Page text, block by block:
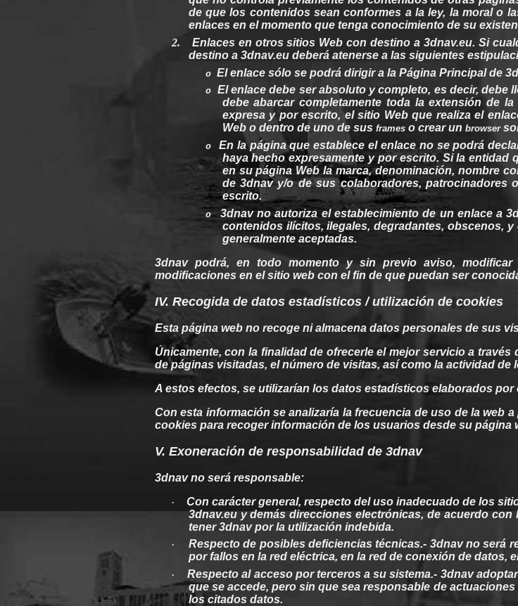
de que los contenidos sean conformes a laley, la moral o
enlaces en el momento que tenga conocimientode su
2.
Enlaces en otros sitios Web con destino a 3dnav.eu. Si
destino a 3dnav.eudeberá atenersea las siguientes
o El enlace sólose podrá dirigira la PáginaPrincipal de
o El enlace debe ser absoluto y completo, es decir, debe
debe abarcar completamente toda la extensión de
expresa y por escrito, el sitio Webque realiza el
Webo dentro de uno de sus frames o crear un browser
o En lapáginaque establece el enlace no sepodrá
haya hecho expresamente y por escrito. Si laentidad
en su página Web la marca, denominación, nombre
de3dnavy/o desus colaboradores, patrocinadores o
escrito.
o 3dnavno autoriza el establecimientode un enlace a
contenidosilícitos,ilegales, degradantes, obscenos, y
generalmenteaceptadas.
3dnav
podrá, en todo momento y sin previo aviso,
modificaciones en el sitio webcon el fin de que puedan ser
IV. Recogidade datos estadísticos/ utilización de cookies
Esta página webno recogeni almacena datos personalesde sus
Únicamente, con la finalidadde ofrecerleelmejorservicio a través
depáginasvisitadas, el número de visitas, así como la actividadde
A estosefectos, se utilizarían los datos estadísticoselaborados por
Con esta información se analizaría la frecuencia de uso de laweb a
cookies para recogerinformación de los usuarios desde su página
V. Exoneración de responsabilidadde 3dnav
3dnavno será responsable:
· Con caráctergeneral, respecto del uso inadecuado de los
3dnav.euydemás direccioneselectrónicas, deacuerdocon
tener 3dnavpor la utilización indebida.
· Respecto de posibles deficiencias técnicas.- 3dnavno será
por fallos en la redeléctrica, en la redde conexión de datos,
· Respectoalacceso porterceros asu sistema.- 3dnav
que se accede, perosin quesea responsable de actuaciones
los citados datos.